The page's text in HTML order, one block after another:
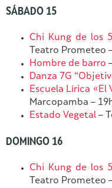
SÁBADO 15
Chi Kung de los
Teatro Prometeo
Hombre de barro
Danza 7G
Escuela Lírica «El
Marcopamba –
Estado Vegetal –
DOMINGO 16
Chi Kung de los
Teatro Prometeo